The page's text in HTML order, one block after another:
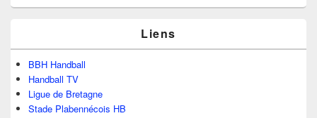
Liens
BBH Handball
Handball TV
Ligue de Bretagne
Stade Plabennécois HB